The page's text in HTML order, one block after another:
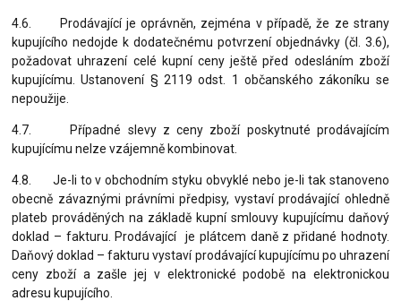
4.6. Prodávající je oprávněn, zejména v případě, že ze strany
kupujícího nedojde k dodatečnému potvrzení objednávky (čl. 3.6),
požadovat uhrazení celé kupní ceny ještě před odesláním zboží
kupujícímu. Ustanovení § 2119 odst. 1 občanského zákoníku se
nepoužije.
4.7. Případné slevy z ceny zboží poskytnuté prodávajícím
kupujícímu nelze vzájemně kombinovat.
4.8. Je-li to v obchodním styku obvyklé nebo je-li tak stanoveno
obecně závaznými právními předpisy, vystaví prodávající ohledně
plateb prováděných na základě kupní smlouvy kupujícímu daňový
doklad – fakturu. Prodávající je plátcem daně z přidané hodnoty.
Daňový doklad – fakturu vystaví prodávající kupujícímu po uhrazení
ceny zboží a zašle jej v elektronické podobě na elektronickou
adresu kupujícího.